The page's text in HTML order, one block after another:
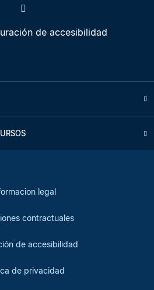
de accesibilidad
legal
contractuales
de accesibilidad
de privacidad